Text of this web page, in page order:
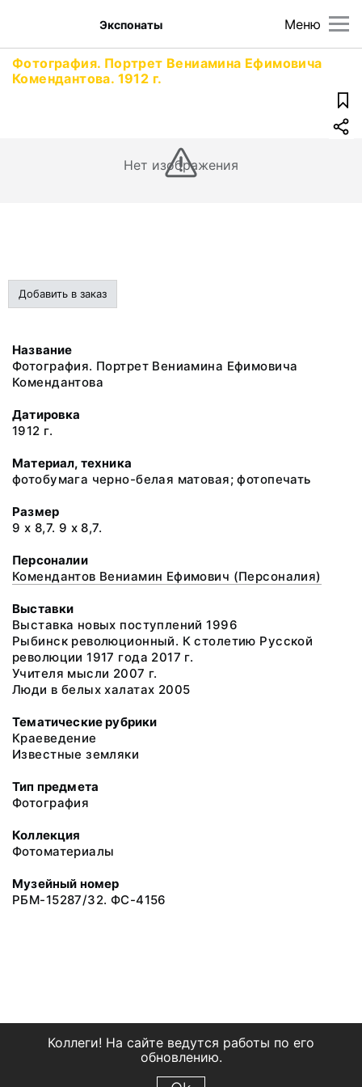
Меню
Экспонаты
Фотография. Портрет Вениамина Ефимовича
Комендантова. 1912 г.
Нет изображения
Добавить в заказ
Название
Фотография. Портрет Вениамина Ефимовича
Комендантова
Датировка
1912 г.
Материал, техника
фотобумага черно-белая матовая; фотопечать
Размер
9 х 8,7. 9 х 8,7.
Персоналии
Комендантов Вениамин Ефимович (Персоналия)
Выставки
Выставка новых поступлений 1996
Рыбинск революционный. К столетию Русской
революции 1917 года 2017 г.
Учителя мысли 2007 г.
Люди в белых халатах 2005
Тематические рубрики
Краеведение
Известные земляки
Тип предмета
Фотография
Коллекция
Фотоматериалы
Музейный номер
РБМ-15287/32. ФС-4156
Коллеги! На сайте ведутся работы по его
обновлению.